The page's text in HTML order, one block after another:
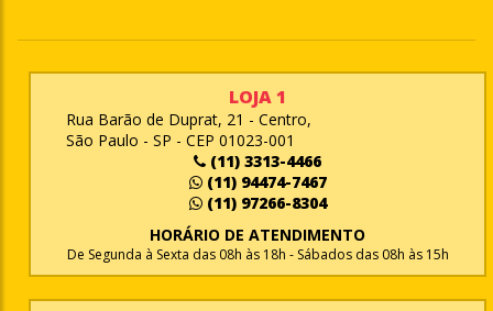
LOJA 1
Rua Barão de Duprat, 21 - Centro,
São Paulo - SP - CEP 01023-001
(11) 3313-4466
(11) 94474-7467
(11) 97266-8304
HORÁRIO DE ATENDIMENTO
De Segunda à Sexta das 08h às 18h - Sábados das 08h às 15h